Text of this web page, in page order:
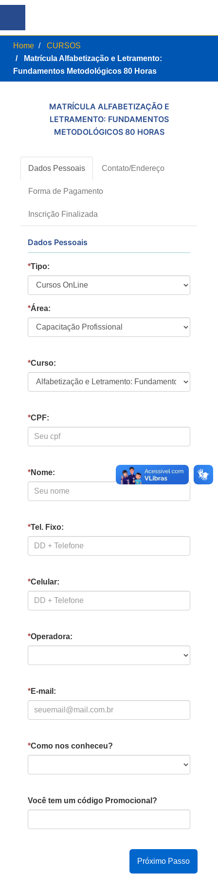
Home
CURSOS
Matrícula Alfabetização e Letramento:
Fundamentos Metodológicos 80 Horas
MATRÍCULA ALFABETIZAÇÃO E
LETRAMENTO: FUNDAMENTOS
METODOLÓGICOS 80 HORAS
Dados Pessoais Contato/Endereço
Forma de Pagamento
Inscrição Finalizada
Dados Pessoais
*Tipo:
*Área:
*Curso:
*CPF:
*Nome:
*Tel. Fixo:
*Celular:
*Operadora:
*E-mail:
*Como nos conheceu?
Você tem um código Promocional?